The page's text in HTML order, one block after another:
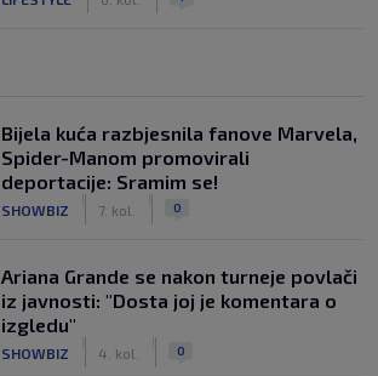
Bijela kuća razbjesnila fanove Marvela,
Spider-Manom promovirali
deportacije: Sramim se!
SHOWBIZ 7. kol. 0
Ariana Grande se nakon turneje povlači
iz javnosti: "Dosta joj je komentara o
izgledu"
SHOWBIZ 4. kol. 0